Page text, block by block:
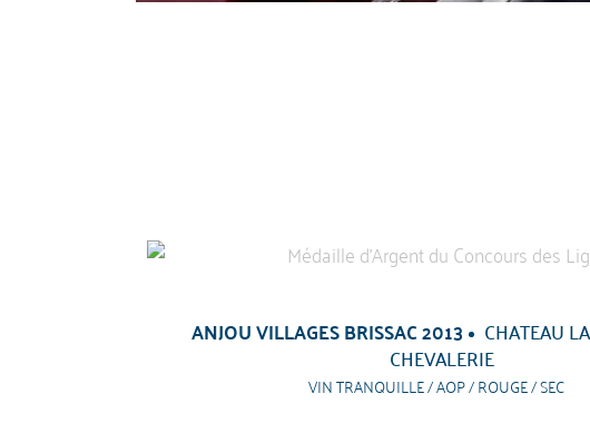
ANJOU VILLAGES BRISSAC 2013 CHATEAU
CHEVALERIE
VIN TRANQUILLE / AOP / ROUGE / SEC